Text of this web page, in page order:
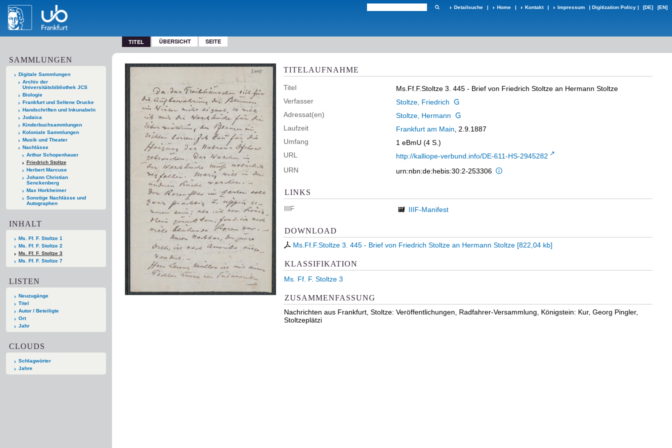
Detailsuche | Home | Kontakt | Impressum | Digitization Policy | [DE] [EN]
TITEL ÜBERSICHT SEITE
SAMMLUNGEN
Digitale Sammlungen
Archiv der
Universitätsbibliothek JCS
Biologie
Frankfurt und Seltene Drucke
Handschriften und Inkunabeln
Judaica
Kinderbuchsammlungen
Koloniale Sammlungen
Musik und Theater
Nachlässe
Arthur Schopenhauer
Friedrich Stoltze
Herbert Marcuse
Johann Christian
Senckenberg
Max Horkheimer
Sonstige Nachlässe und
Autographen
INHALT
Ms. Ff. F. Stoltze 1
Ms. Ff. F. Stoltze 2
Ms. Ff. F. Stoltze 3
Ms. Ff. F. Stoltze 7
LISTEN
Neuzugänge
Titel
Autor / Beteiligte
Ort
Jahr
CLOUDS
Schlagwörter
Jahre
TITELAUFNAHME
Titel
Ms.Ff.F.Stoltze 3. 445 - Brief von Friedrich Stoltze an Hermann Stoltze
Verfasser
Stoltze, Friedrich
Adressat(en)
Stoltze, Hermann
Laufzeit
Frankfurt am Main , 2.9.1887
Umfang
1 eBmU (4 S.)
URL
http://kalliope-verbund.info/DE-611-HS-2945282
URN
urn:nbn:de:hebis:30:2-253306
LINKS
IIIF IIIF-Manifest
DOWNLOAD
Ms.Ff.F.Stoltze 3. 445 - Brief von Friedrich Stoltze an Hermann Stoltze [822,04 kb]
KLASSIFIKATION
Ms. Ff. F. Stoltze 3
ZUSAMMENFASSUNG
Nachrichten aus Frankfurt, Stoltze: Veröffentlichungen, Radfahrer-Versammlung, Königstein: Kur, Georg Pingler,
Stoltzeplätzi